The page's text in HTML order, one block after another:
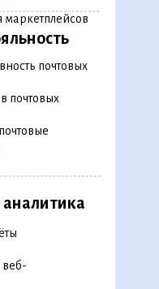
маркетплейсов
аналитика
веб-
почтовых
почтовых